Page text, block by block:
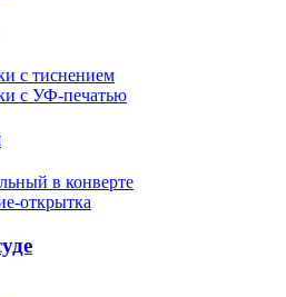
с тиснением
с УФ-печатью
в конверте
открытка